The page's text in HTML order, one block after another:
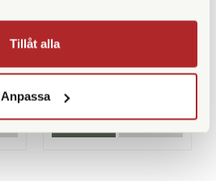
Tillåt alla
Anpassa
Leica 10x42 Noctivid
(40385)
Finns i lager
30.990 SEK